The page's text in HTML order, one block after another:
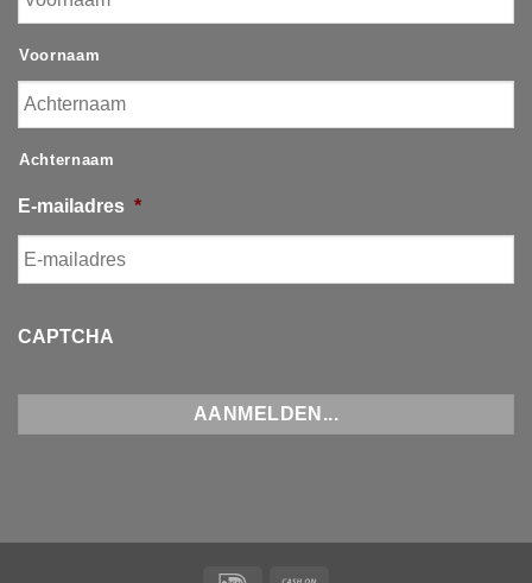
Voornaam
Achternaam
E-mailadres *
CAPTCHA